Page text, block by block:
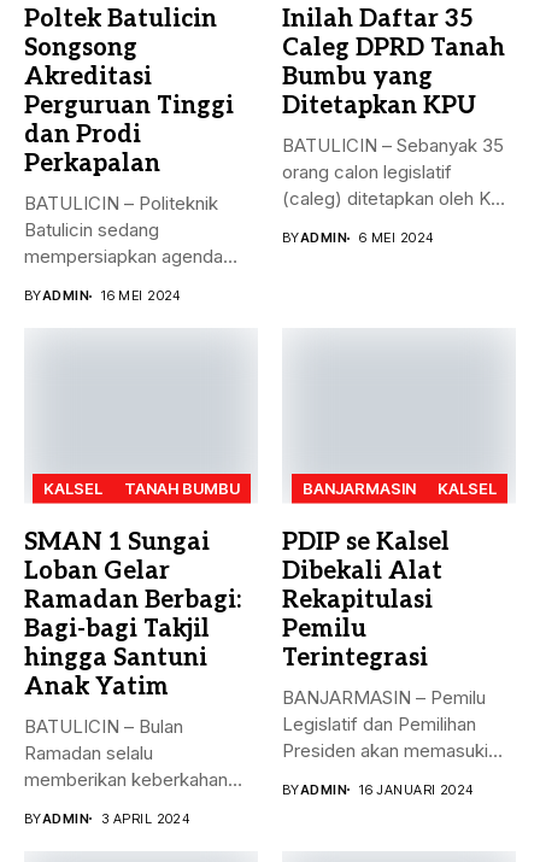
Poltek Batulicin
Songsong
Akreditasi
Perguruan Tinggi
dan Prodi
Perkapalan
BATULICIN – Politeknik
Batulicin sedang
mempersiapkan agenda
BYADMIN 16 MEI 2024
Inilah Daftar 35
Caleg DPRD Tanah
Bumbu yang
Ditetapkan KPU
BATULICIN – Sebanyak 35
orang calon legislatif
(caleg) ditetapkan oleh KPU
BYADMIN 6 MEI 2024
KALSEL TANAH BUMBU
SMAN 1 Sungai
Loban Gelar
Ramadan Berbagi:
Bagi-bagi Takjil
hingga Santuni
Anak Yatim
BATULICIN – Bulan
Ramadan selalu
memberikan keberkahan
BYADMIN 3 APRIL 2024
BANJARMASIN KALSEL
PDIP se Kalsel
Dibekali Alat
Rekapitulasi
Pemilu
Terintegrasi
BANJARMASIN – Pemilu
Legislatif dan Pemilihan
Presiden akan memasuki
BYADMIN 16 JANUARI 2024